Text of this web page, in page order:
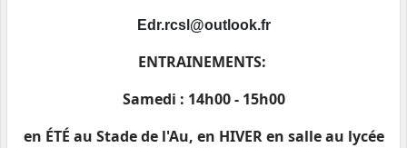
Edr.rcsl@outlook.fr
ENTRAINEMENTS:
Samedi : 14h00 - 15h00
en ÉTÉ au Stade de l'Au, en HIVER en salle au lycée